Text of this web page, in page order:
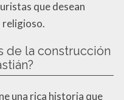
que desean
de la construcción
una rica historia que